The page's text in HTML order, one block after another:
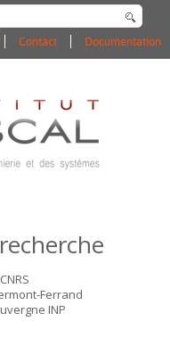
Documentation
Contact
Ferrand
INP